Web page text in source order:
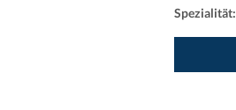
Spezialität: